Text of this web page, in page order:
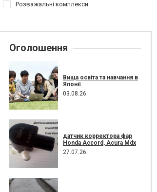
Розважальні комплекси
Оголошення
Вища освіта та навчання в
Японії
03.08.26
датчик корректора фар
Honda Accord, Acura Mdx
27.07.26